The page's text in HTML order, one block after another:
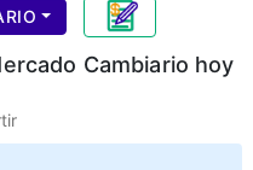
Cambiario hoy